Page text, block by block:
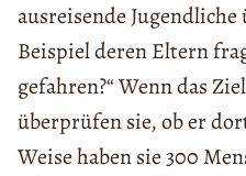
ausreisende
Beispiel deren Eltern
gefahren?“ Wenn das
überprüfen sie, ob er
Weise haben sie 300